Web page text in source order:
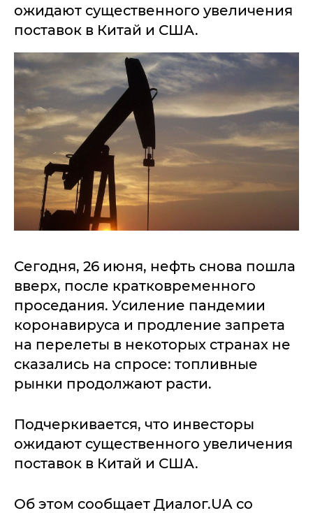
ожидают существенного увеличения
поставок в Китай и США.
Сегодня, 26 июня, нефть снова пошла
вверх, после кратковременного
проседания. Усиление пандемии
коронавируса и продление запрета
на перелеты в некоторых странах не
сказались на спросе: топливные
рынки продолжают расти.
Подчеркивается, что инвесторы
ожидают существенного увеличения
поставок в Китай и США.
Об этом сообщает Диалог.UA со